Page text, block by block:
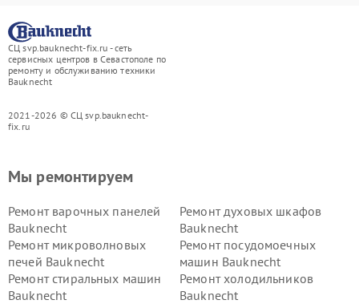
СЦ svp.bauknecht-fix.ru - сеть
сервисных центров в Севастополе по
ремонту и обслуживанию техники
Bauknecht
2021-2026 © СЦ svp.bauknecht-
fix.ru
Мы ремонтируем
Ремонт варочных панелей
Bauknecht
Ремонт духовых шкафов
Bauknecht
Ремонт микроволновых
печей Bauknecht
Ремонт посудомоечных
машин Bauknecht
Ремонт стиральных машин
Bauknecht
Ремонт холодильников
Bauknecht